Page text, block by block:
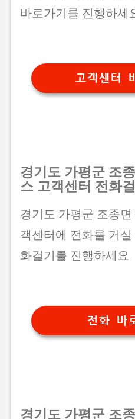
바로가기를 진행하세
고객센터
경기도 가평군 조
스 고객센터 전화걸
경기도 가평군 조종
객센터에 전화를 거
화걸기를 진행하세요
전화 바
경기도 가평군 조